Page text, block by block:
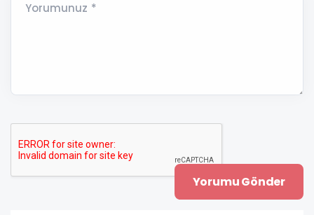
Yorumunuz *